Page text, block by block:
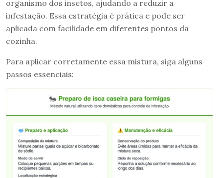
organismo dos insetos, ajudando a reduzir a
infestação. Essa estratégia é prática e pode ser
aplicada com facilidade em diferentes pontos da
cozinha.
Para aplicar corretamente essa mistura, siga alguns
passos essenciais: